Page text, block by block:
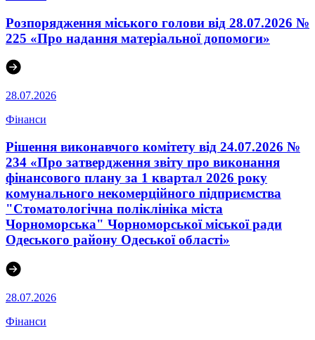
Розпорядження міського голови від 28.07.2026 №
225 «Про надання матеріальної допомоги»
28.07.2026
Фінанси
Рішення виконавчого комітету від 24.07.2026 №
234 «Про затвердження звіту про виконання
фінансового плану за 1 квартал 2026 року
комунального некомерційного підприємства
"Стоматологічна поліклініка міста
Чорноморська" Чорноморської міської ради
Одеського району Одеської області»
28.07.2026
Фінанси